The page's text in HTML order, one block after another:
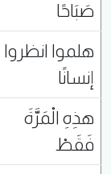
صَبَاحًا
هلموا انظروا
إنسانًا
هذِهِ الْمَرَّةَ
فَقَطْ